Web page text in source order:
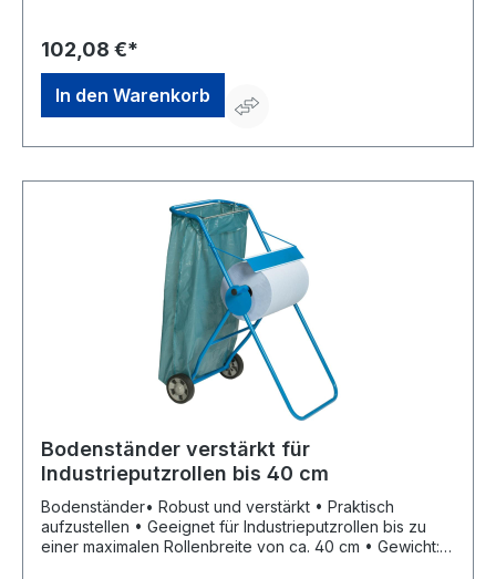
- 6, 49565 Bramsche, DE, +495468777980,
info@elos.de.comHinweis: Lieferung ohne Putzrolle.
102,08 €*
In den Warenkorb
Bodenständer verstärkt für
Industrieputzrollen bis 40 cm
Bodenständer• Robust und verstärkt • Praktisch
aufzustellen • Geeignet für Industrieputzrollen bis zu
einer maximalen Rollenbreite von ca. 40 cm • Gewicht: